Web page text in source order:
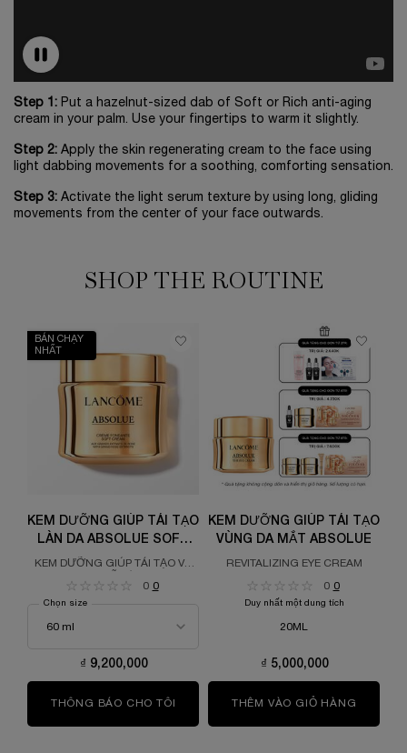
Step 1: Put a hazelnut-sized dab of Soft or Rich anti-aging
cream in your palm. Use your fingertips to warm it slightly.
Step 2: Apply the skin regenerating cream to the face using
light dabbing movements for a soothing, comforting sensation.
Step 3: Activate the light serum texture by using long, gliding
movements from the center of your face outwards.
SHOP THE ROUTINE
BÁN CHẠY
NHẤT
KEM DƯỠNG GIÚP TÁI TẠO
LÀN DA ABSOLUE SOFT
CREAM
KEM DƯỠNG GIÚP TÁI TẠO VÀ
0 0
Chọn size
₫ 9,200,000
THÔNG BÁO CHO TÔI WHEN THE KEM DƯỠNG GIÚP TÁI
KEM DƯỠNG GIÚP TÁI TẠO
VÙNG DA MẮT ABSOLUE
REVITALIZING EYE CREAM
0 0
Duy nhất một dung tích
20ML
₫ 5,000,000
THÊM VÀO GIỎ HÀNG